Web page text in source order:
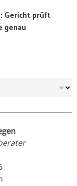
Gericht prüft
genau